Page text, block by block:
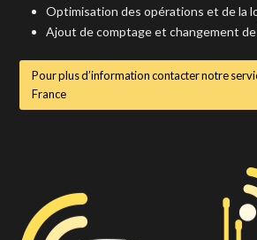
Optimisation des opérations et de la
Ajout de comptage et changement
Pour plus d’information contacter notre
France